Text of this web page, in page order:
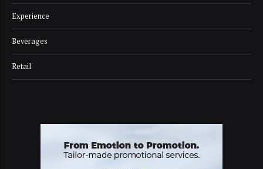
Experience
Beverages
Retail